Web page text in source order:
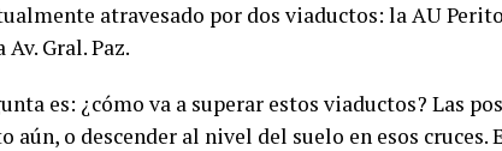
atravesado por dos viaductos: la AU
Av. Gral. Paz.
es: ¿cómo va a superar estos viaductos? Las
aún, o descender al nivel del suelo en esos cruces.